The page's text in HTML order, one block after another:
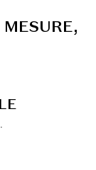
MESURE,